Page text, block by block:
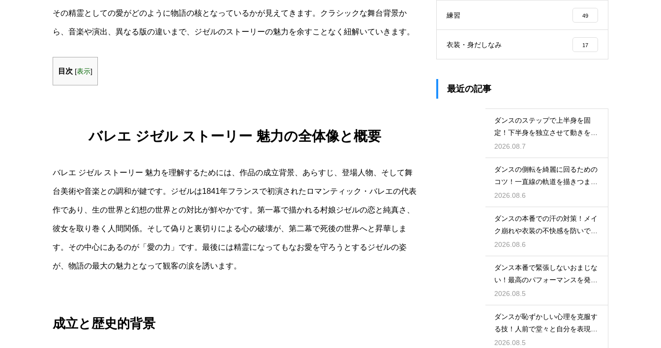
その精霊としての愛がどのように物語の核となっているかが見えてきます。クラシックな舞台背景か
ら、音楽や演出、異なる版の違いまで、ジゼルのストーリーの魅力を余すことなく紐解いていきます。
目次 [表示]
バレエ ジゼル ストーリー 魅力の全体像と概要
バレエ ジゼル ストーリー 魅力を理解するためには、作品の成立背景、あらすじ、登場人物、そして舞
台美術や音楽との調和が鍵です。ジゼルは1841年フランスで初演されたロマンティック・バレエの代表
作であり、生の世界と幻想の世界との対比が鮮やかです。第一幕で描かれる村娘ジゼルの恋と純真さ、
彼女を取り巻く人間関係。そして偽りと裏切りによる心の破壊が、第二幕で死後の世界へと昇華しま
す。その中心にあるのが「愛の力」です。最後には精霊になってもなお愛を守ろうとするジゼルの姿
が、物語の最大の魅力となって観客の涙を誘います。
成立と歴史的背景
練習 49
衣装・身だしなみ 17
最近の記事
ダンスのステップで上半身を固
定！下半身を独立させて動きを際
立たせる
2026.08.7
ダンスの側転を綺麗に回るための
コツ！一直線の軌道を描きつま先
まで伸ばす
2026.08.6
ダンスの本番での汗の対策！メイ
ク崩れや衣装の不快感を防いで快
適に踊る
2026.08.6
ダンス本番で緊張しないおまじな
い！最高のパフォーマンスを発揮
する心理術
2026.08.5
ダンスが恥ずかしい心理を克服す
る技！人前で堂々と自分を表現す
るステップ
2026.08.5